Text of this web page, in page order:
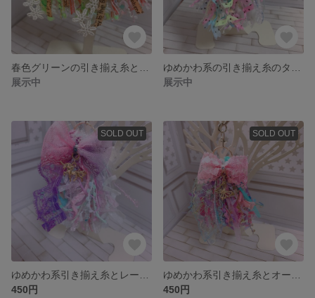
展示中
展示中
SOLD OUT
450円
SOLD OUT
450円